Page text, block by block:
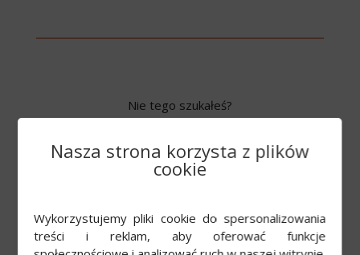
Nie tego szukałeś?
WRÓĆ DO LISTY KATEGORII
Przeczytaj również
Nasza strona korzysta z plików
cookie
Wykorzystujemy pliki cookie do spersonalizowania
treści i reklam, aby oferować funkcje